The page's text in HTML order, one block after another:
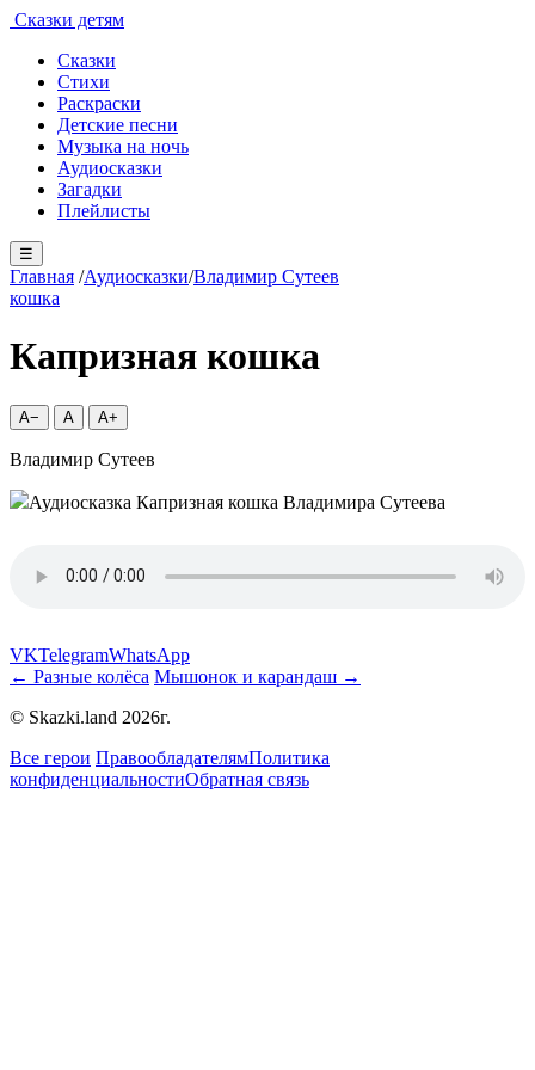
Сказки детям
Сказки
Стихи
Раскраски
Детские песни
Музыка на ночь
Аудиосказки
Загадки
Плейлисты
☰
Главная /Аудиосказки/Владимир Сутеев
кошка
Капризная кошка
A− A A+
Владимир Сутеев
VKTelegramWhatsApp
← Разные колёса Мышонок и карандаш →
© Skazki.land 2026г.
Все герои ПравообладателямПолитика
конфиденциальностиОбратная связь